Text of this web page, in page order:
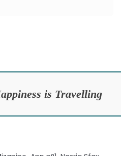
is Travelling